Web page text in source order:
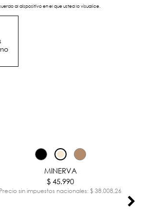
al dispositivo en el que usted lo visualice.
MINERVA
$ 45.990
Precio sin impuestos nacionales: $ 38.008,26